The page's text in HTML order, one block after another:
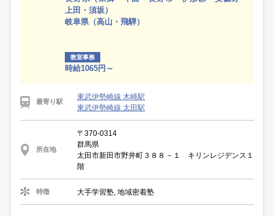
上田・須坂）
岐阜県（高山・飛騨）
教室事務
時給1065円～
最寄り駅
東武伊勢崎線 木崎駅
東武伊勢崎線 太田駅
所在地
〒370-0314
群馬県
太田市新田市野井町３８８－１ キリンレジデンス１
階
特徴 大手学習塾, 地域密着塾